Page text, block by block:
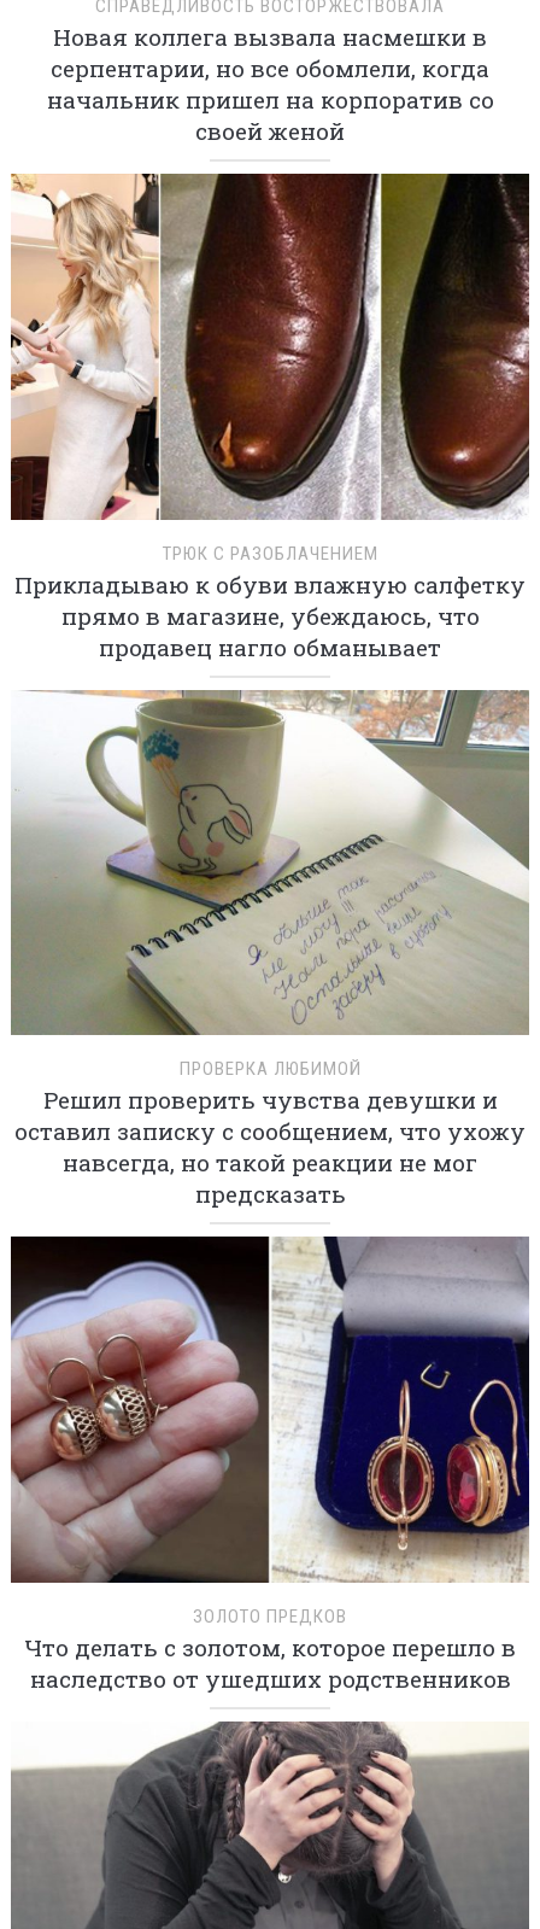
СПРАВЕДЛИВОСТЬ ВОСТОРЖЕСТВОВАЛА
Новая коллега вызвала насмешки в
серпентарии, но все обомлели, когда
начальник пришел на корпоратив со
своей женой
ТРЮК С РАЗОБЛАЧЕНИЕМ
Прикладываю к обуви влажную салфетку
прямо в магазине, убеждаюсь, что
продавец нагло обманывает
ПРОВЕРКА ЛЮБИМОЙ
Решил проверить чувства девушки и
оставил записку с сообщением, что ухожу
навсегда, но такой реакции не мог
предсказать
ЗОЛОТО ПРЕДКОВ
Что делать с золотом, которое перешло в
наследство от ушедших родственников